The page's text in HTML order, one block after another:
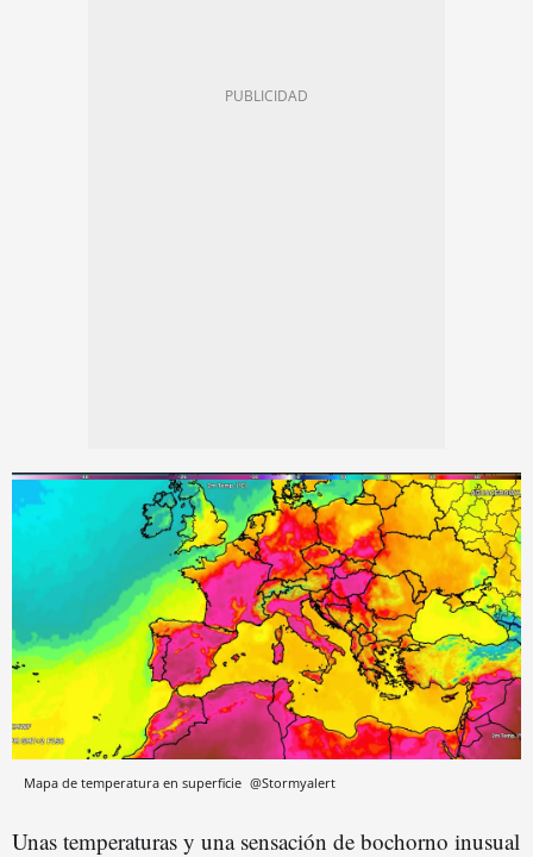
Mapa de temperatura en superficie @Stormyalert
Unas temperaturas y una sensación de bochorno inusual